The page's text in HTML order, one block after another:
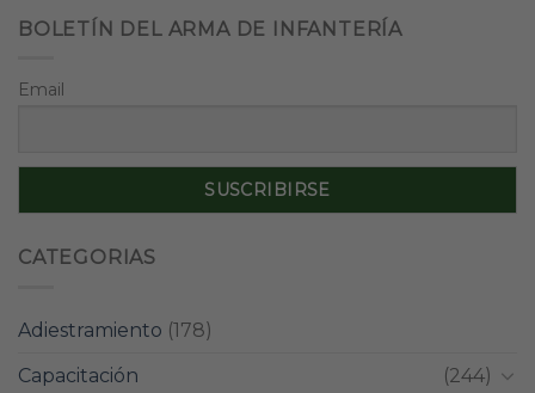
BOLETÍN DEL ARMA DE INFANTERÍA
Email
CATEGORIAS
Adiestramiento (178)
Capacitación
(244)